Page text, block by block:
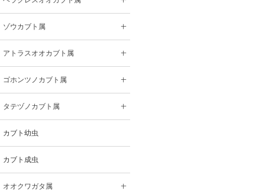
ゾウカブト属
アトラスオオカブト属
ゴホンツノカブト属
タテヅノカブト属
カブト幼虫
カブト成虫
オオクワガタ属